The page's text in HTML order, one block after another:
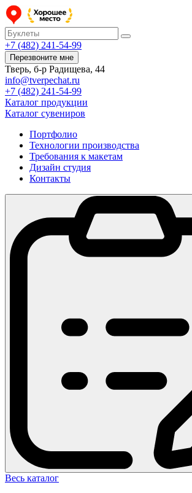
+7 (482) 241-54-99
Перезвоните мне
Тверь, б-р Радищева, 44
info@tverpechat.ru
+7 (482) 241-54-99
Каталог продукции
Каталог сувениров
Портфолио
Технологии производства
Требования к макетам
Дизайн студия
Контакты
Весь каталог